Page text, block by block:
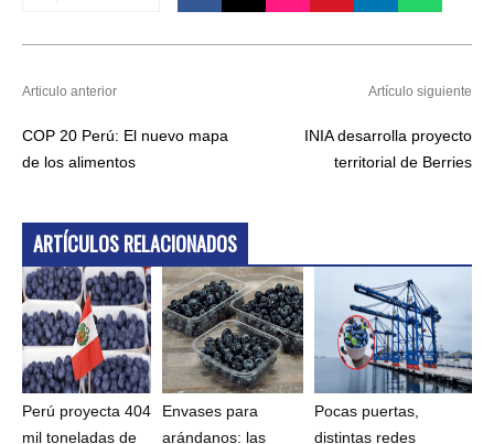
Articulo anterior
COP 20 Perú: El nuevo mapa
de los alimentos
Artículo siguiente
INIA desarrolla proyecto
territorial de Berries
ARTÍCULOS RELACIONADOS
Perú proyecta 404
mil toneladas de
Envases para
arándanos: las
Pocas puertas,
distintas redes